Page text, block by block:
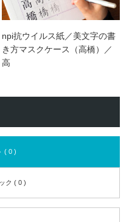
npi抗ウイルス紙／美文字の書
き方マスクケース（高橋）／
高
( 0 )
ク ( 0 )